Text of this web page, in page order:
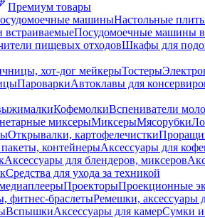
Премиум товары
машиныНастольные
встраиваемыеПосудомоечные машины
пищевых отходовШкафы для
хот-дог мейкерыТостеры
ПароваркиАвтоклавы для
КофемолкиВспениватели
миксерыМиксерыМясорубки
Открывалки, картофелечистки
контейнерыАксессуары для
Аксессуары для блендеров, миксеров
Средства для ухода за техникой
ПроекторыПроекционные
фитнес-браслетыРемешки, аксессуары
ВспышкиАксессуары для камерСумки и